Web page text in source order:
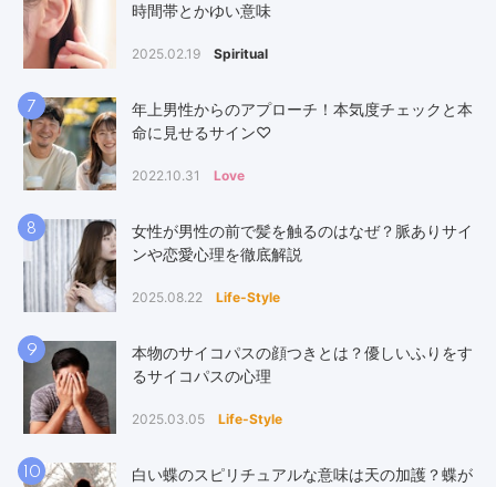
時間帯とかゆい意味
2025.02.19 Spiritual
7
年上男性からのアプローチ！本気度チェックと本
命に見せるサイン♡
2022.10.31 Love
8
女性が男性の前で髪を触るのはなぜ？脈ありサイ
ンや恋愛心理を徹底解説
2025.08.22 Life-Style
9
本物のサイコパスの顔つきとは？優しいふりをす
るサイコパスの心理
2025.03.05 Life-Style
10
白い蝶のスピリチュアルな意味は天の加護？蝶が